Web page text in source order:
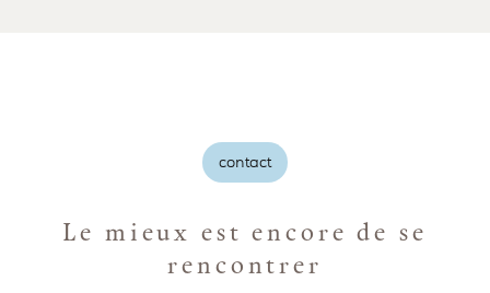
contact
Le mieux est encore de se
rencontrer